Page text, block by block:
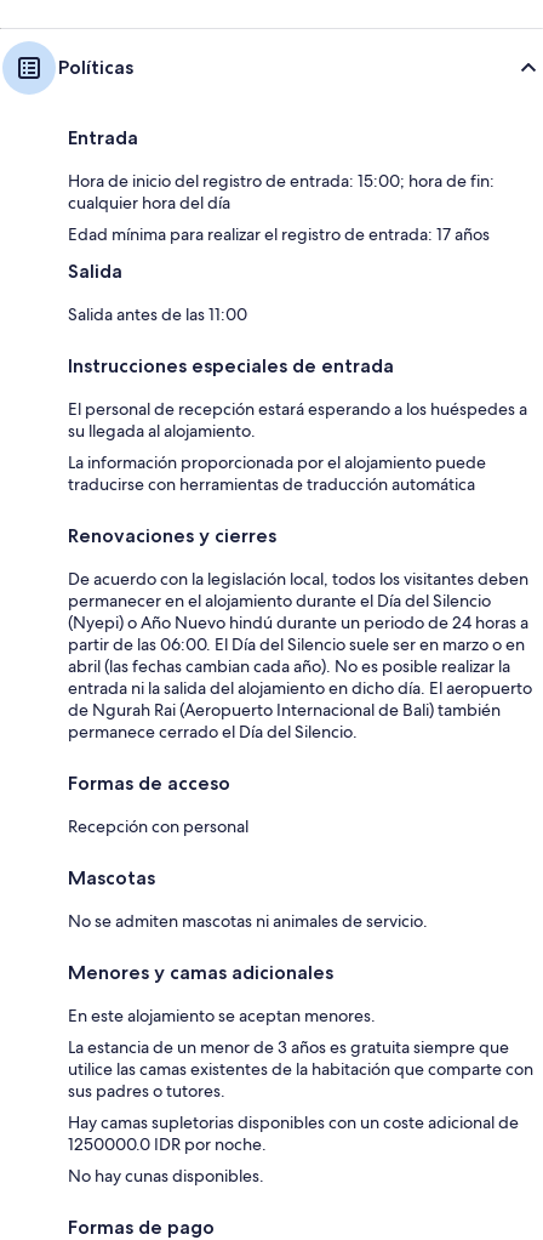
Políticas
Entrada
Hora de inicio del registro de entrada: 15:00; hora de fin:
cualquier hora del día
Edad mínima para realizar el registro de entrada: 17 años
Salida
Salida antes de las 11:00
Instrucciones especiales de entrada
El personal de recepción estará esperando a los huéspedes a
su llegada al alojamiento.
La información proporcionada por el alojamiento puede
traducirse con herramientas de traducción automática
Renovaciones y cierres
De acuerdo con la legislación local, todos los visitantes deben
permanecer en el alojamiento durante el Día del Silencio
(Nyepi) o Año Nuevo hindú durante un periodo de 24 horas a
partir de las 06:00. El Día del Silencio suele ser en marzo o en
abril (las fechas cambian cada año). No es posible realizar la
entrada ni la salida del alojamiento en dicho día. El aeropuerto
de Ngurah Rai (Aeropuerto Internacional de Bali) también
permanece cerrado el Día del Silencio.
Formas de acceso
Recepción con personal
Mascotas
No se admiten mascotas ni animales de servicio.
Menores y camas adicionales
En este alojamiento se aceptan menores.
La estancia de un menor de 3 años es gratuita siempre que
utilice las camas existentes de la habitación que comparte con
sus padres o tutores.
Hay camas supletorias disponibles con un coste adicional de
1250000.0 IDR por noche.
No hay cunas disponibles.
Formas de pago